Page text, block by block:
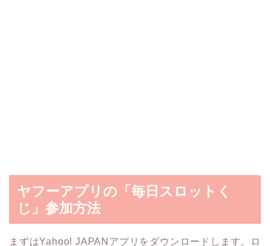
ヤフーアプリの「毎日スロットく
じ」参加方法
まずはYahoo! JAPANアプリをダウンロードします。ロ